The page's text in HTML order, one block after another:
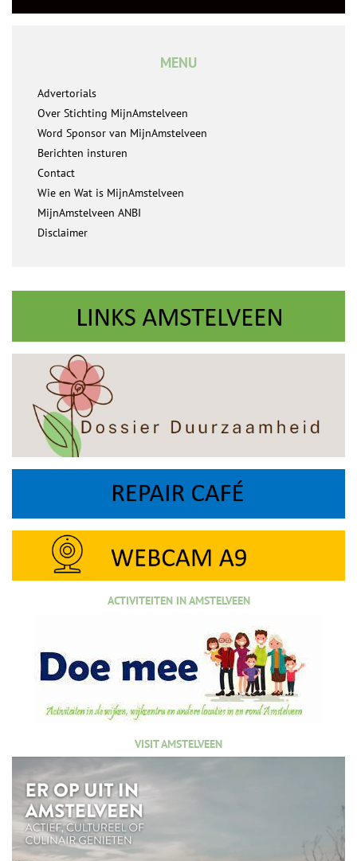
MENU
Advertorials
Over Stichting MijnAmstelveen
Word Sponsor van MijnAmstelveen
Berichten insturen
Contact
Wie en Wat is MijnAmstelveen
MijnAmstelveen ANBI
Disclaimer
ACTIVITEITEN IN AMSTELVEEN
VISIT AMSTELVEEN